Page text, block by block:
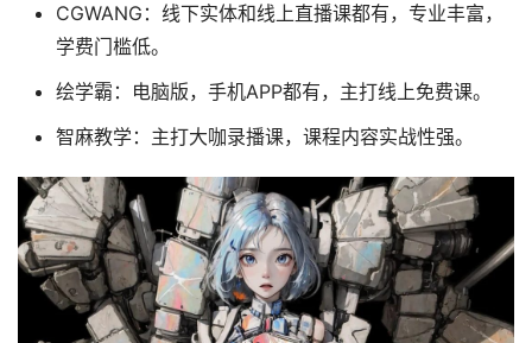
CGWANG：线下实体和线上直播课都有，专业丰富，
学费门槛低。
绘学霸：电脑版，手机APP都有，主打线上免费课。
智麻教学：主打大咖录播课，课程内容实战性强。